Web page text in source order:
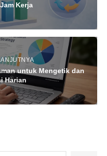
Kerja
untuk Mengetik dan
Harian